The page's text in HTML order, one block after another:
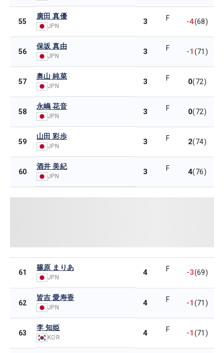
55
廣田 真優
JPN 3 F -4(68)
56
保坂 真由
JPN 3 F -1(71)
57
奥山 純菜
JPN 3 F 0(72)
58
永嶋 花音
JPN 3 F 0(72)
59
山田 彩歩
JPN 3 F 2(74)
60
酒井 美紀
JPN 3 F 4(76)
61
篠原 まりあ
JPN
4 F -3(69)
62
皆吉 愛寿香
JPN 4 F -1(71)
63
李 知姫
KOR 4 F -1(71)